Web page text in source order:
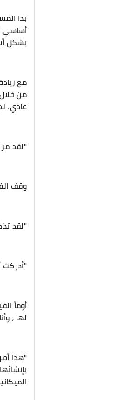
بدا
أساسي
بشكل
مع
من
عادي.
"لقد
وقف
"لقد
"أدركت
أومأ
لها ،
"هذا